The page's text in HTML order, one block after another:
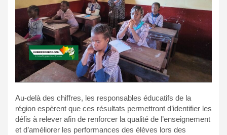
Au-delà des chiffres, les responsables éducatifs de la
région espèrent que ces résultats permettront d’identifier les
défis à relever afin de renforcer la qualité de l’enseignement
et d’améliorer les performances des élèves lors des